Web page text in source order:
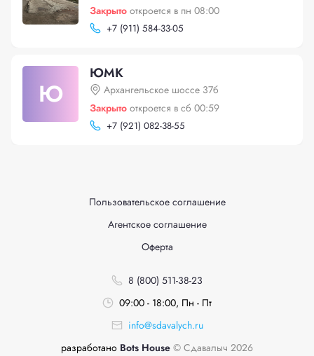
Закрыто откроется в пн 08:00
+7 (911) 584-33-05
Ю
ЮМК
Архангельское шоссе 37б
Закрыто откроется в сб 00:59
+7 (921) 082-38-55
Пользовательское соглашение
Агентское соглашение
Оферта
8 (800) 511-38-23
09:00 - 18:00, Пн - Пт
info@sdavalych.ru
разработано Bots House © Сдавалыч 2026